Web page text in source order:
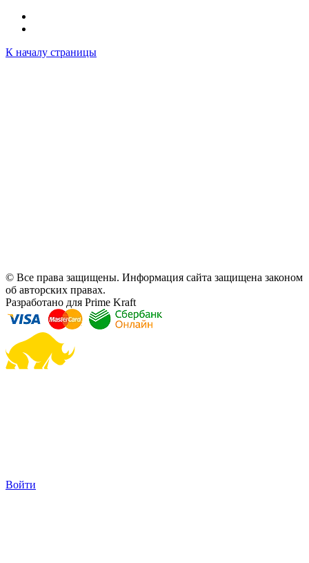
К началу страницы
© Все права защищены. Информация сайта защищена законом
об авторских правах.
Разработано для Prime Kraft
Войти